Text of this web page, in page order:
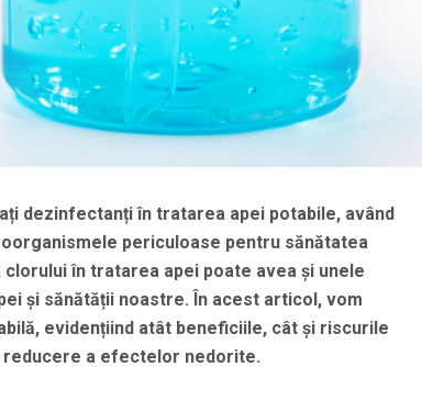
dezinfectanți în tratarea apei potabile, având
periculoase pentru sănătatea
în tratarea apei poate avea și unele
și sănătății noastre. În acest articol, vom
evidențiind atât beneficiile, cât și riscurile
a efectelor nedorite.